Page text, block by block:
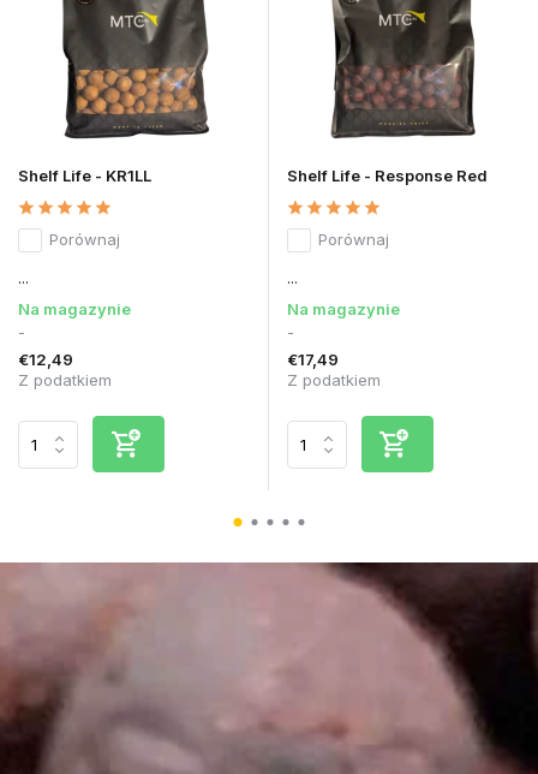
Shelf Life - KR1LL
Porównaj
...
Na magazynie
-
€12,49
Z podatkiem
Shelf Life - Response Red
Porównaj
...
Na magazynie
-
€17,49
Z podatkiem